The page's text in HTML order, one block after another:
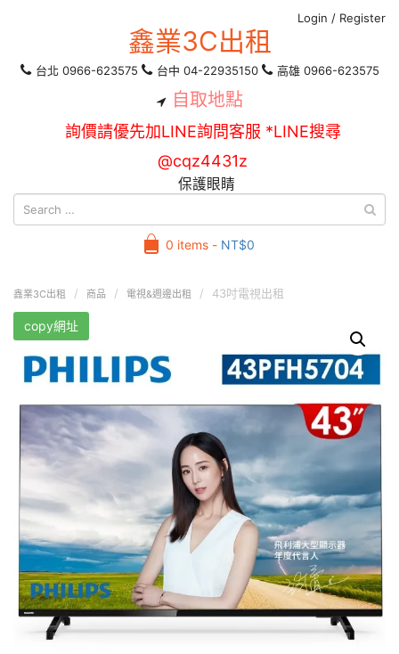
Login / Register
鑫業3C出租
台北 0966-623575 台中 04-22935150 高雄 0966-623575
自取地點
詢價請優先加LINE詢問客服 *LINE搜尋
@cqz4431z
保護眼睛
0 items - NT$0
鑫業3C出租 商品 電視&週邊出租 43吋電視出租
copy網址